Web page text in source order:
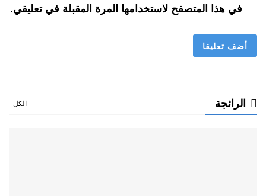
في هذا المتصفح لاستخدامها المرة المقبلة في تعليقي.
الرائجة الكل